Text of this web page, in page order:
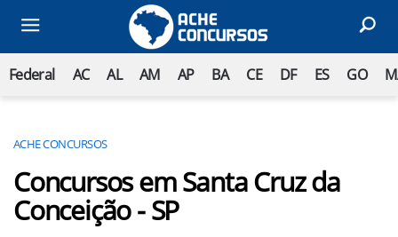
Federal AC AL AM AP BA CE DF ES GO
ACHE CONCURSOS
Concursos em Santa Cruz da
Conceição - SP